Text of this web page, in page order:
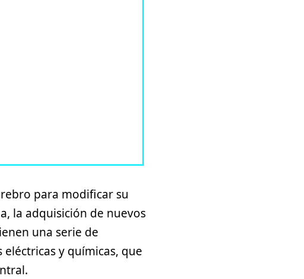
para modificar su
la adquisición de nuevos
una serie de
y químicas, que